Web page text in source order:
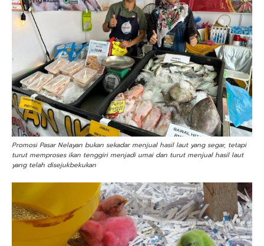
Promosi Pasar Nelayan bukan sekadar menjual hasil laut yang segar, tetapi
turut memproses ikan tenggiri menjadi umai dan turut menjual hasil laut
yang telah disejukbekukan